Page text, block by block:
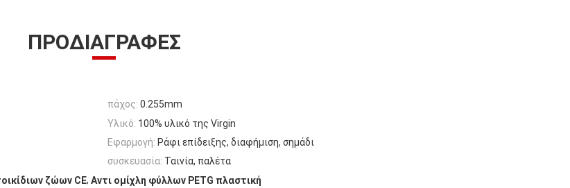
ΠΡΟΔΙΑΓΡΑΦΈΣ
πάχος: 0.255mm
Υλικό: 100% υλικό της Virgin
Εφαρμογή: Ράφι επίδειξης, διαφήμιση, σημάδι
συσκευασία: Ταινία, παλέτα
ζώων CE, Αντι ομίχλη φύλλων PETG πλαστική